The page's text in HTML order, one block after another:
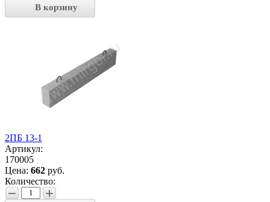
В корзину
2ПБ 13-1
Артикул:
170005
Цена: 662 руб.
Количество:
− +